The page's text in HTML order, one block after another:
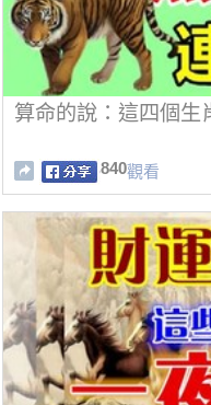
算命的說：這四個生
840觀看